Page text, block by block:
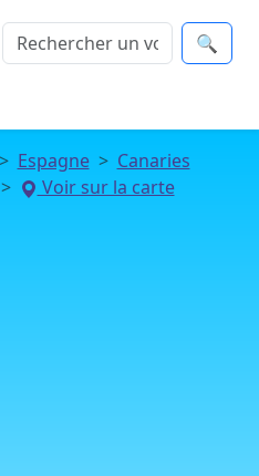
🔍
Espagne
Canaries
Voir sur la carte